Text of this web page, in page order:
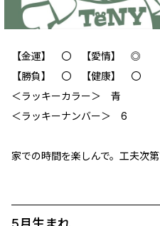
【金運】 ‪‪〇 【愛情】 ◎
【勝負】 〇 【健康】 〇
＜ラッキーカラー＞ 青
＜ラッキーナンバー＞ 6
家での時間を楽しんで。工夫次第